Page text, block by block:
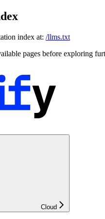
index at: /llms.txt
pages before exploring
Cloud